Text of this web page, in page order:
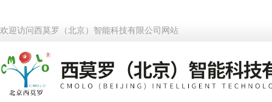
欢迎访问西莫罗（北京）智能科技有限公司网站